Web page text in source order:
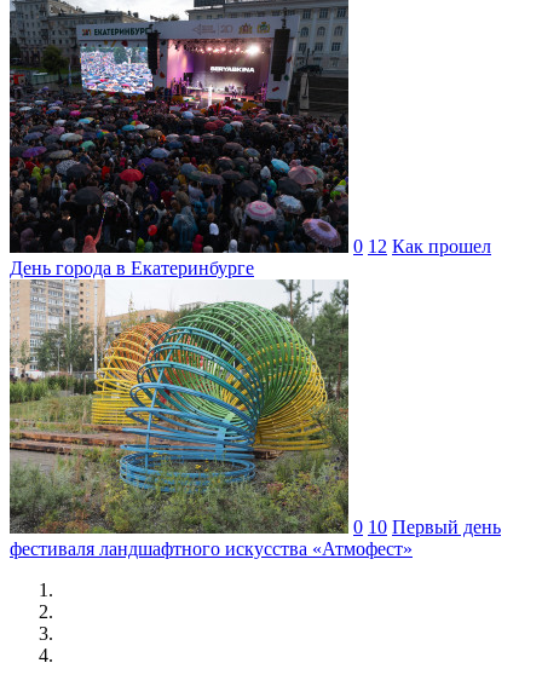
0 12 Как прошел
День города в Екатеринбурге
0 10 Первый день
фестиваля ландшафтного искусства «Атмофест»